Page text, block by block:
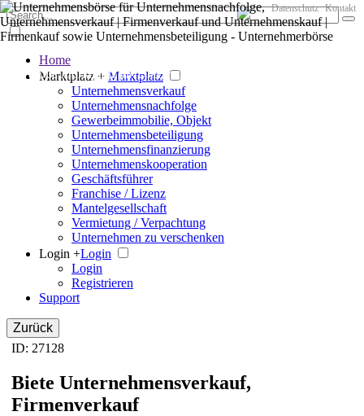
Der große Marktplatz für Unternehmen
Datenschutz Kontakt
Home
Marktplatz + Marktplatz
Unternehmensverkauf
Unternehmensnachfolge
Gewerbeimmobilie, Objekt
Unternehmensbeteiligung
Unternehmensfinanzierung
Unternehmenskooperation
Geschäftsführer
Franchise / Lizenz
Mantelgesellschaft
Vermietung / Verpachtung
Unternehmen zu verschenken
Login +Login
Login
Registrieren
Support
Zurück
ID: 27128
Biete Unternehmensverkauf,
Firmenverkauf